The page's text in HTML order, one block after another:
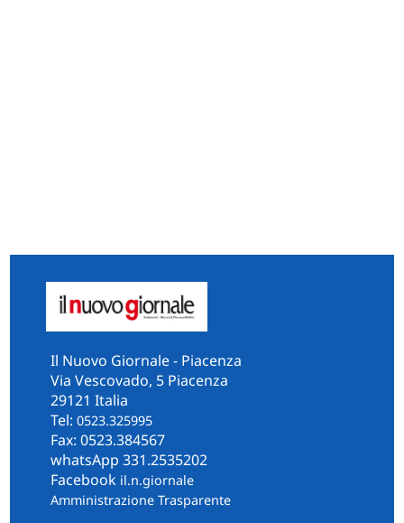
Il Nuovo Giornale - Piacenza
Via Vescovado, 5 Piacenza
29121 Italia
Tel: 0523.325995
Fax: 0523.384567
whatsApp 331.2535202
Facebook il.n.giornale
Amministrazione Trasparente